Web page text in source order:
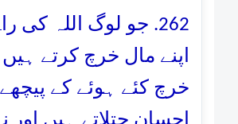
262. جو لوگ اللہ کی
اپنے مال خرچ کرتے ہیں
خرچ کئے ہوئے کے پیچھے